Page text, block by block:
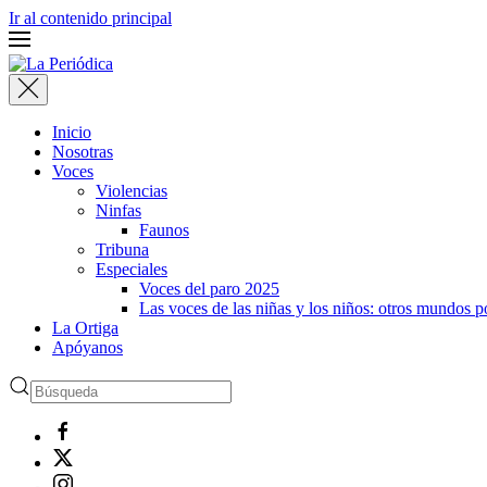
Ir al contenido principal
Inicio
Nosotras
Voces
Violencias
Ninfas
Faunos
Tribuna
Especiales
Voces del paro 2025
Las voces de las niñas y los niños: otros mundos
La Ortiga
Apóyanos